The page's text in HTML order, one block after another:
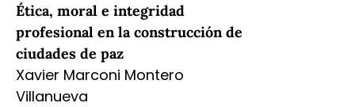
Ética, moral e integridad
profesional en la construcción de
ciudades de paz
Xavier Marconi Montero
Villanueva